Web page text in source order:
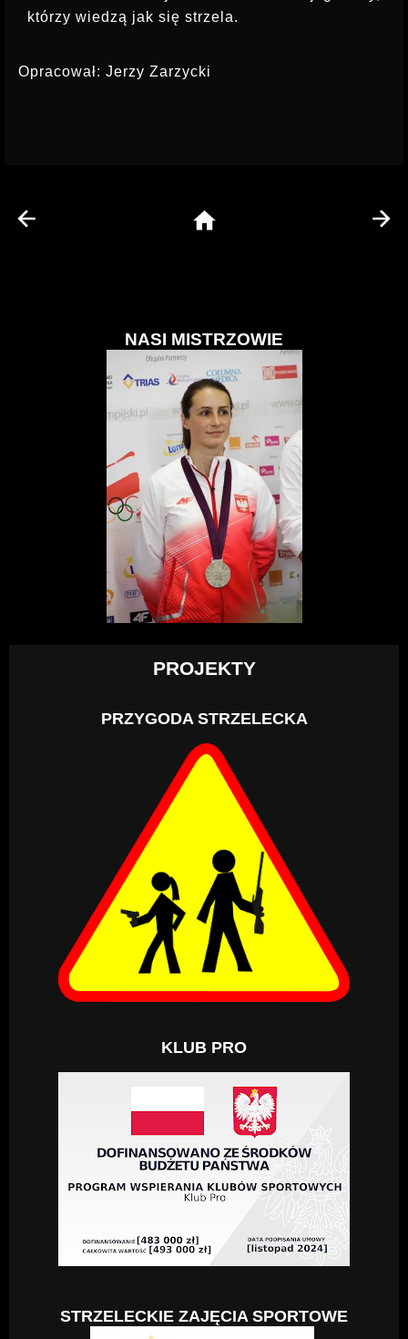
którzy wiedzą jak się strzela.
Opracował: Jerzy Zarzycki
NASI MISTRZOWIE
PROJEKTY
PRZYGODA STRZELECKA
KLUB PRO
STRZELECKIE ZAJĘCIA SPORTOWE